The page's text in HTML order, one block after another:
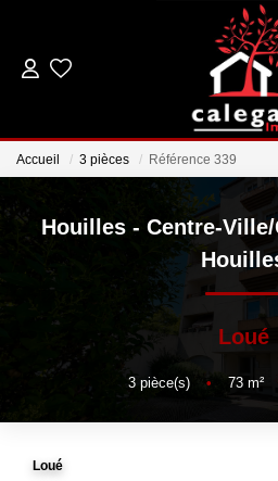
Qui Sommes
Accueil 3 pièces Référence 339
Houilles - Centre-Ville/
Loué
3pièce(s) • 73m²
Loué